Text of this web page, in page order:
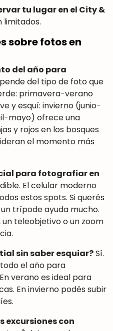
tu lugar en el City &
limitados.
sobre fotos en
del año para
del tipo de foto que
primavera-verano
y esquí: invierno (junio-
mayo) ofrece una
y rojos en los bosques
el momento más
para fotografiar en
El celular moderno
estos spots. Si querés
trípode ayuda mucho.
teleobjetivo o un zoom
sin saber esquiar?Sí.
el año para
verano es ideal para
En invierno podés subir
excursiones con